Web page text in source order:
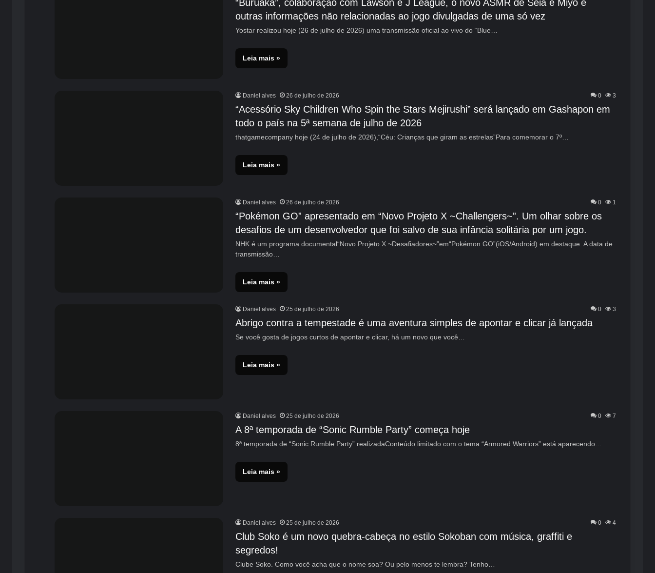
“Buruaka”, colaboração com Lawson e J League, o novo ASMR de Seia e Miyo e
outras informações não relacionadas ao jogo divulgadas de uma só vez
Yostar realizou hoje (26 de julho de 2026) uma transmissão oficial ao vivo do “Blue…
Leia mais »
Daniel alves 26 de julho de 2026 0 3
“Acessório Sky Children Who Spin the Stars Mejirushi” será lançado em Gashapon em
todo o país na 5ª semana de julho de 2026
thatgamecompany hoje (24 de julho de 2026),“Céu: Crianças que giram as estrelas”Para comemorar o 7º…
Leia mais »
Daniel alves 26 de julho de 2026 0 1
“Pokémon GO” apresentado em “Novo Projeto X ~Challengers~”. Um olhar sobre os
desafios de um desenvolvedor que foi salvo de sua infância solitária por um jogo.
NHK é um programa documental“Novo Projeto X ~Desafiadores~”em“Pokémon GO”(iOS/Android) em destaque. A data de
transmissão…
Leia mais »
Daniel alves 25 de julho de 2026 0 3
Abrigo contra a tempestade é uma aventura simples de apontar e clicar já lançada
Se você gosta de jogos curtos de apontar e clicar, há um novo que você…
Leia mais »
Daniel alves 25 de julho de 2026 0 7
A 8ª temporada de “Sonic Rumble Party” começa hoje
8ª temporada de “Sonic Rumble Party” realizadaConteúdo limitado com o tema “Armored Warriors” está aparecendo…
Leia mais »
Daniel alves 25 de julho de 2026 0 4
Club Soko é um novo quebra-cabeça no estilo Sokoban com música, graffiti e
segredos!
Clube Soko. Como você acha que o nome soa? Ou pelo menos te lembra? Tenho…